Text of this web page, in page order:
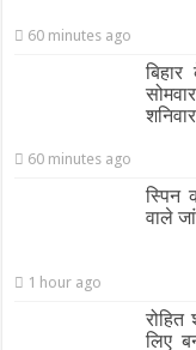
60 minutes ago
60 minutes ago
स्पिन
वाले
1 hour ago
लिए